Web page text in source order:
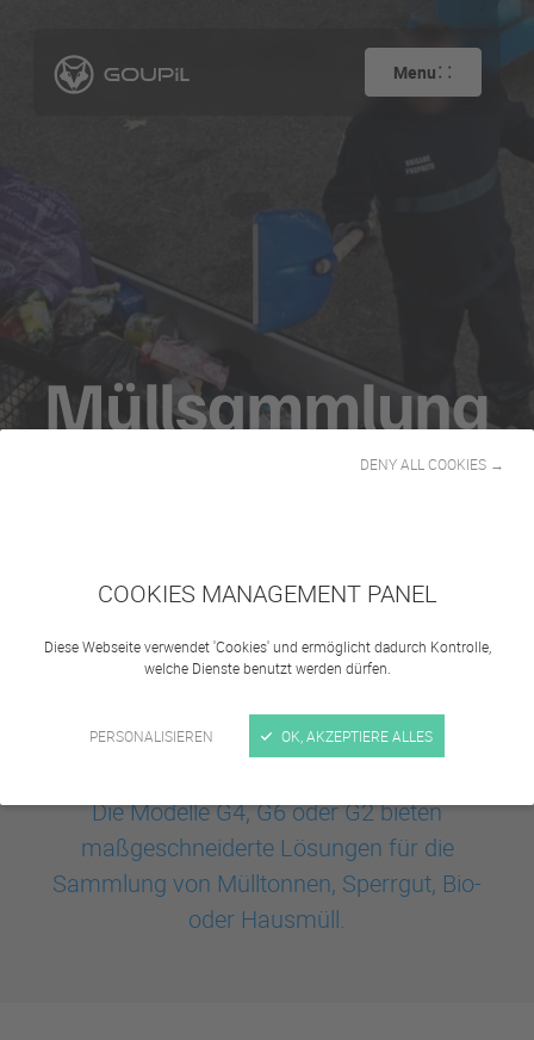
COOKIES MANAGEMENT PANEL
Diese Webseite verwendet 'Cookies' und ermöglicht dadurch Kontrolle,
welche Dienste benutzt werden dürfen.
PERSONALISIEREN
DENY ALL COOKIES →
OK, AKZEPTIERE ALLES
Menu
Müllsammlung
Die Modelle G4, G6 oder G2 bieten
maßgeschneiderte Lösungen für die
Sammlung von Mülltonnen, Sperrgut, Bio-
oder Hausmüll.